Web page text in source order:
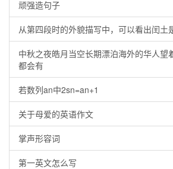
顽强造句子
从第四段时的外貌描写中，可以看出闰土
中秋之夜皓月当空长期漂泊海外的华人望
都会有
若数列an中2sn=an+1
关于母爱的英语作文
掌声形容词
第一英文怎么写